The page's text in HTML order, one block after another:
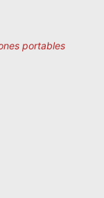
portables